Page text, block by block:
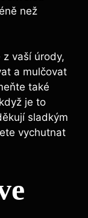
než
z vaší úrody,
a mulčovat
také
je to
sladkým
vychutnat